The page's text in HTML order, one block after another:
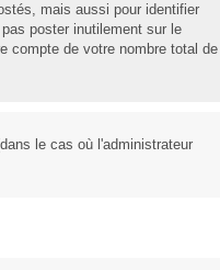
mais aussi pour identifier
poster inutilement sur le
compte de votre nombre total de
le cas où l'administrateur